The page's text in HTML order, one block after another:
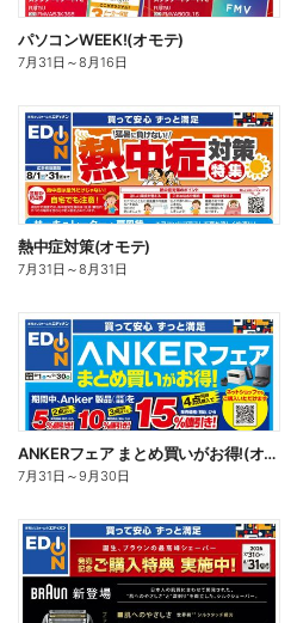
パソコンWEEK!(オモテ)
7月31日 ～8月16日
熱中症対策(オモテ)
7月31日 ～8月31日
ANKERフェア まとめ買いがお得!(オモテ)
7月31日 ～9月30日